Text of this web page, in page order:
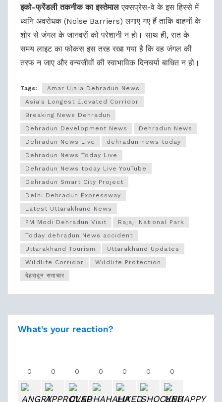
इको-फ्रेंडली तकनीक का इस्तेमालएक्सप्रेस-वे के इस हिस्से में
ध्वनि अवरोधक (Noise Barriers) लगाए गए हैं ताकि वाहनों के
शोर से जंगल के जानवरों को परेशानी न हो। साथ ही, रात के
समय लाइट का फोकस इस तरह रखा गया है कि वह जंगल की
तरफ न जाए और वन्यजीवों की स्वाभाविक दिनचर्या बाधित न हो।
Tags:
Amar Ujala Dehradun News
Asia's Longest Elevated Corridor
Breaking News Dehradun
Dehradun Development News
Dehradun News
Dehradun News Live
dehradun news today
Dehradun News Today Live
Dehradun News today Live YouTube
Dehradun Smart City Project
Delhi Dehradun Expressway
Latest Uttarakhand News
PM Modi Dehradun Visit
Rajaji National Park
Today dehradun News accident
Uttarakhand Tourism
Uttarakhand Updates
Wildlife Corridor
Wildlife Protection
देहरादून समाचार
What's your reaction?
0 0 0 0 0 0 0